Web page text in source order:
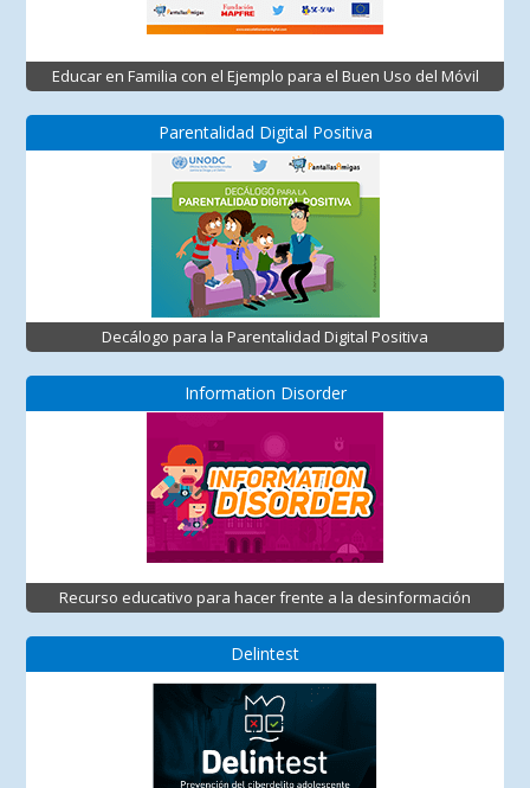
Educar en Familia con el Ejemplo para el Buen Uso del Móvil
Parentalidad Digital Positiva
Decálogo para la Parentalidad Digital Positiva
Information Disorder
Recurso educativo para hacer frente a la desinformación
Delintest